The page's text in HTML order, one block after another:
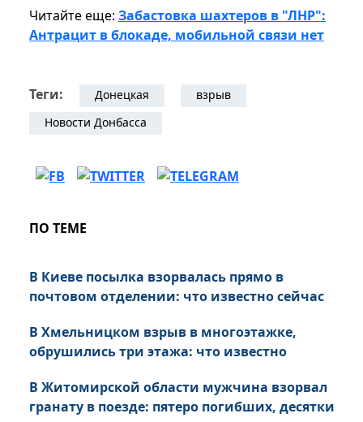
Читайте еще: Забастовка шахтеров в "ЛНР":
Антрацит в блокаде, мобильной связи нет
Теги: Донецкая
взрыв
Новости Донбасса
ПО ТЕМЕ
В Киеве посылка взорвалась прямо в
почтовом отделении: что известно сейчас
В Хмельницком взрыв в многоэтажке,
обрушились три этажа: что известно
В Житомирской области мужчина взорвал
гранату в поезде: пятеро погибших, десятки